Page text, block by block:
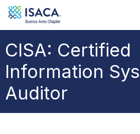
CISA: Certified
Information
Auditor